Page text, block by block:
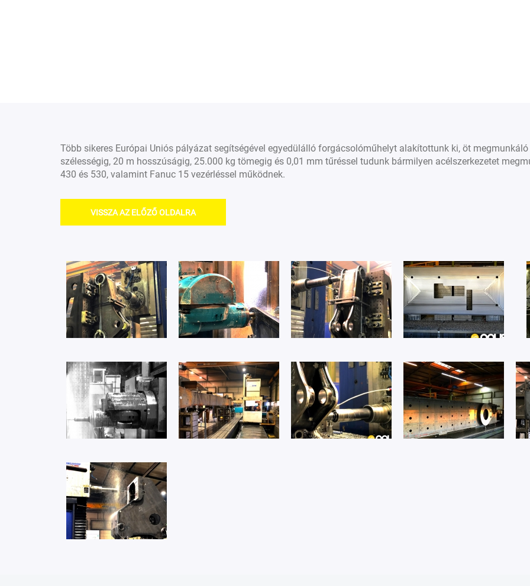
Több sikeres Európai Uniós pályázat segítségével egyedülálló forgácsolóműhelyt alakítottunk ki, öt
szélességig, 20 m hosszúságig, 25.000 kg tömegig és 0,01 mm tűréssel tudunk bármilyen acélszerkezetet
430 és 530, valamint Fanuc 15 vezérléssel működnek.
VISSZA AZ ELŐZŐ OLDALRA